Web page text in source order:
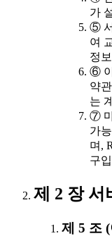
가
⑤
여
정
⑥
약
는
⑦
가
며,
구
제 2 장 서
제 5 조